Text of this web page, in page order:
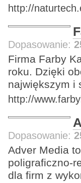
http://
Dopasowanie:
Firma Farby
roku. Dzięki
największym i
http://
Dopasowanie:
Adver Media
poligraficzno-
dla firm z